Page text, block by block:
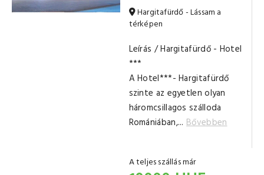
Hargitafürdő - Lássam a
térképen
Leírás / Hargitafürdő - Hotel
***
A Hotel***- Hargitafürdő
szinte az egyetlen olyan
háromcsillagos szálloda
Romániában,...Bővebben
A teljes szállás már